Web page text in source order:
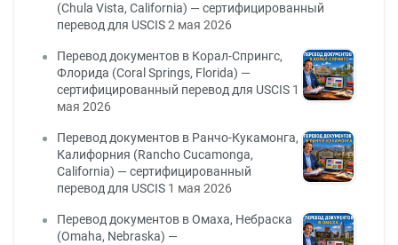
(Chula Vista, California) — сертифицированный
перевод для USCIS2 мая 2026
Перевод документов в Корал-Спрингс,
Флорида (Coral Springs, Florida) —
сертифицированный перевод для USCIS 1
мая 2026
Перевод документов в Ранчо-Кукамонга,
Калифорния (Rancho Cucamonga,
California) — сертифицированный
перевод для USCIS 1 мая 2026
Перевод документов в Омаха, Небраска
(Omaha, Nebraska) —